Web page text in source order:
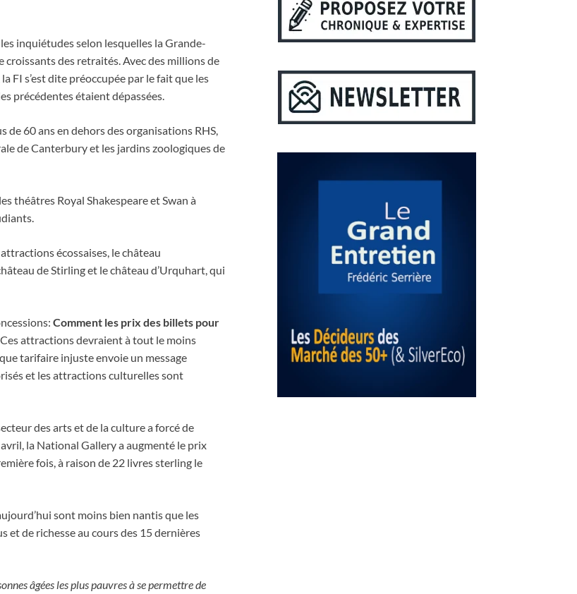
inquiétudes selon lesquelles la Grande-
croissants des retraités. Avec des millions de
FI s’est dite préoccupée par le fait que les
précédentes étaient dépassées.
de 60 ans en dehors des organisations RHS,
de Canterbury et les jardins zoologiques de
théâtres Royal Shakespeare et Swan à
écossaises, le château
de Stirling et le château d’Urquhart, qui
Comment les prix des billets pour
attractions devraient à tout le moins
tarifaire injuste envoie un message
et les attractions culturelles sont
des arts et de la culture a forcé de
la National Gallery a augmenté le prix
fois, à raison de 22 livres sterling le
sont moins bien nantis que les
et de richesse au cours des 15 dernières
âgées les plus pauvres à se permettre de